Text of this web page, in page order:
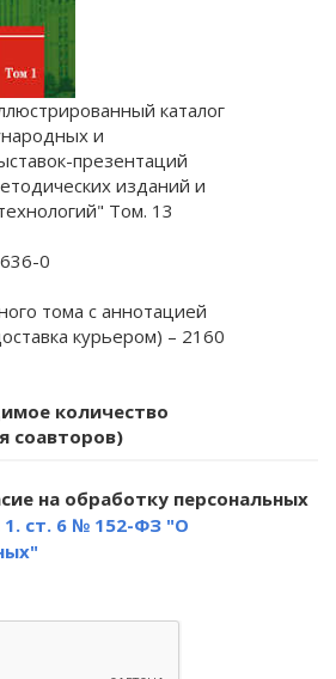
каталог
и
презентаций
изданий и
Том. 13
0
тома с аннотацией
курьером) – 2160
количество
соавторов)
на обработку персональных
1. ст. 6 № 152-ФЗ "О